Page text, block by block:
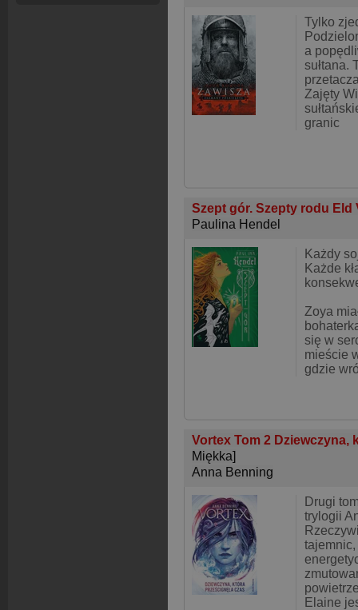
Tylko
a
sułtana.
Zajęty
granic
Szept gór. Szepty rodu Eld
Paulina Hendel
Każdy
Każde
Zoya
się w
mieście
gdzie
Vortex Tom 2 Dziewczyna,
Miękka]
Anna Benning
Drugi
trylogii
Elaine